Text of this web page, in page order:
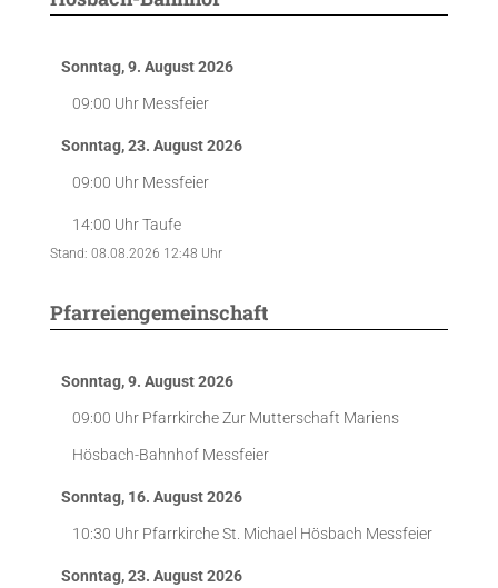
Sonntag, 9. August 2026
09:00 Uhr Messfeier
Sonntag, 23. August 2026
09:00 Uhr Messfeier
14:00 UhrTaufe
Stand: 08.08.2026 12:48 Uhr
Pfarreiengemeinschaft
Sonntag, 9. August 2026
09:00 Uhr Pfarrkirche Zur Mutterschaft Mariens
Hösbach-Bahnhof Messfeier
Sonntag, 16. August 2026
10:30 Uhr Pfarrkirche St. Michael Hösbach Messfeier
Sonntag, 23. August 2026